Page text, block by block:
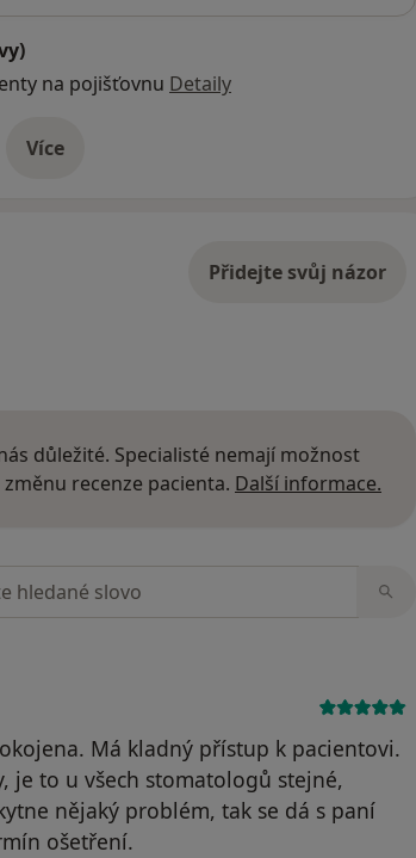
na pojišťovnu Detaily
Víceo adrese
Přidejte svůj názor
důležité. Specialisté nemají možnost
recenze pacienta. Další informace.
v názorech
Má kladný přístup k pacientovi.
je to u všech stomatologů stejné,
nějaký problém, tak se dá s paní
ošetření.